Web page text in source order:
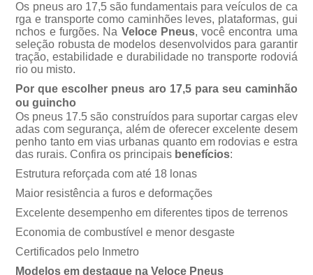
Os pneus aro 17,5são fundamentais para veículos de ca
rga e transporte como caminhões leves, plataformas, gui
nchos e furgões. Na Veloce Pneus, você encontra uma
seleção robusta de modelos desenvolvidos para garantir
tração, estabilidade e durabilidade no transporte rodovi
rio ou misto.
Por que escolher pneus aro 17,5 para seu caminhão
ou guincho
Os pneus 17.5 são construídos para suportar cargas elev
adas com segurança, além de oferecer excelente desem
penho tanto em vias urbanas quanto em rodovias e estra
das rurais. Confira os principais benefícios:
Estrutura reforçada com até 18 lonas
Maior resistência a furos e deformações
Excelente desempenho em diferentes tipos de terrenos
Economia de combustível e menor desgaste
Certificados pelo Inmetro
Modelos em destaque na Veloce Pneus